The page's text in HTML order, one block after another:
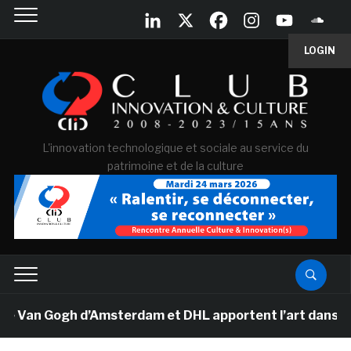
LOGIN
L'innovation technologique et sociale au service du
patrimoine et de la culture
Van Gogh d’Amsterdam et DHL apportent l’art dans